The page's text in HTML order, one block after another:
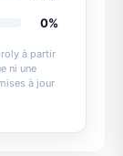
0%
à partir
ni une
à jour